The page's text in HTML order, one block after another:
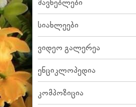
სიახლეები
ვიდეო გალერეა
ენციკლოპედია
კომპოზიცია